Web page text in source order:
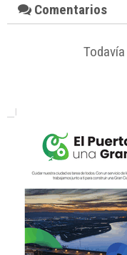
Comentarios